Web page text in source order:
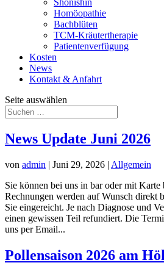
Shonishin
Homöopathie
Bachblüten
TCM-Kräutertherapie
Patientenverfügung
Kosten
News
Kontakt & Anfahrt
Seite auswählen
News Update Juni 2026
von admin | Juni 29, 2026 | Allgemein
Sie können bei uns in bar oder mit Karte
Rechnungen werden auf Wunsch direkt
Sie eingereicht. Je nach Diagnose und
einen gewissen Teil refundiert. Die
uns per Email...
Pollensaison 2026 am